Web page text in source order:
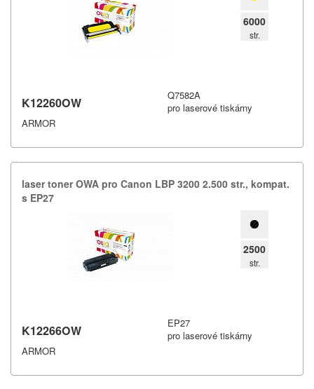
6000
str.
K12260OW
ARMOR
Q7582A
pro laserové tiskárny
laser toner OWA pro Canon LBP 3200 2.​500 str.​,​ kompat.​
s EP27
2500
str.
K12266OW
ARMOR
EP27
pro laserové tiskárny